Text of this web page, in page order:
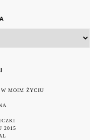
W MOIM ŻYCIU
2015